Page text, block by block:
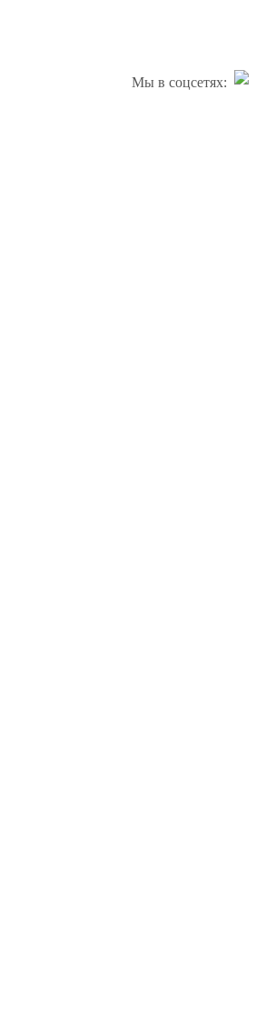
Мы в соцсетях: